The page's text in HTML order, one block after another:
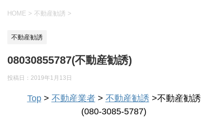
HOME > 不動産勧誘 >
不動産勧誘
08030855787(不動産勧誘)
投稿日： 2019年1月13日
Top> 不動産業者> 不動産勧誘 >不動産勧誘
(080-3085-5787)